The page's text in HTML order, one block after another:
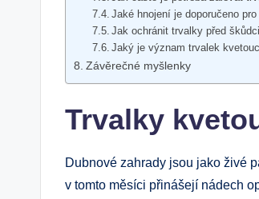
Jaké hnojení je doporučeno
Jak ochránit trvalky před
Jaký je význam trvalek
Závěrečné myšlenky
Trvalky
Dubnové zahrady jsou jako živé
v tomto měsíci přinášejí nádech